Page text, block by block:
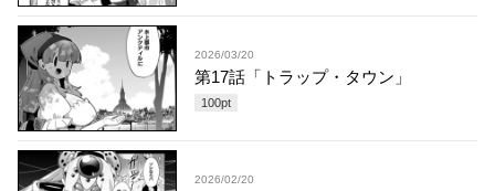
2026/03/20
第17話「トラップ・タウン」
100pt
2026/02/20